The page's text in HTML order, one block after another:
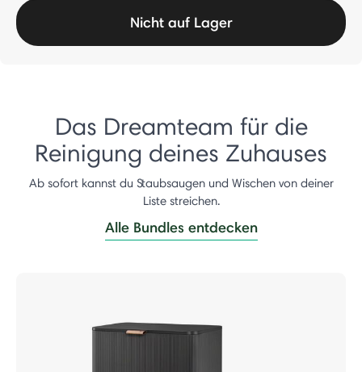
Nicht auf Lager
Das Dreamteam für die
Reinigung deines Zuhauses
Ab sofort kannst du Staubsaugen und Wischen von deiner
Liste streichen.
Alle Bundles entdecken